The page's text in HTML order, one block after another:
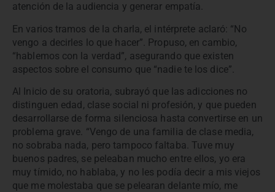
atención de la audiencia y generar empatía.
En varios tramos de la charla, el intérprete aclaró: “No
vengo a decirles lo que hacer”. Propuso, en cambio,
“hablemos con la verdad”, asegurando que existen
aspectos sobre el consumo que “nadie te los dice”.
Al Inicio de su oratoria, subrayó que las adicciones no
distinguen edad, clase social ni profesión, y que pueden
desarrollarse de forma silenciosa hasta convertirse en un
problema grave. “Vengo de una familia de clase media,
no sobraba nada, pero tampoco faltaba. Tuve muy
buenos padres, se peleaban mucho entre ellos, yo era
muy tímido, no hablaba, y no les podía decir a mis viejos
que me molestaba que se pelearan delante mío, me